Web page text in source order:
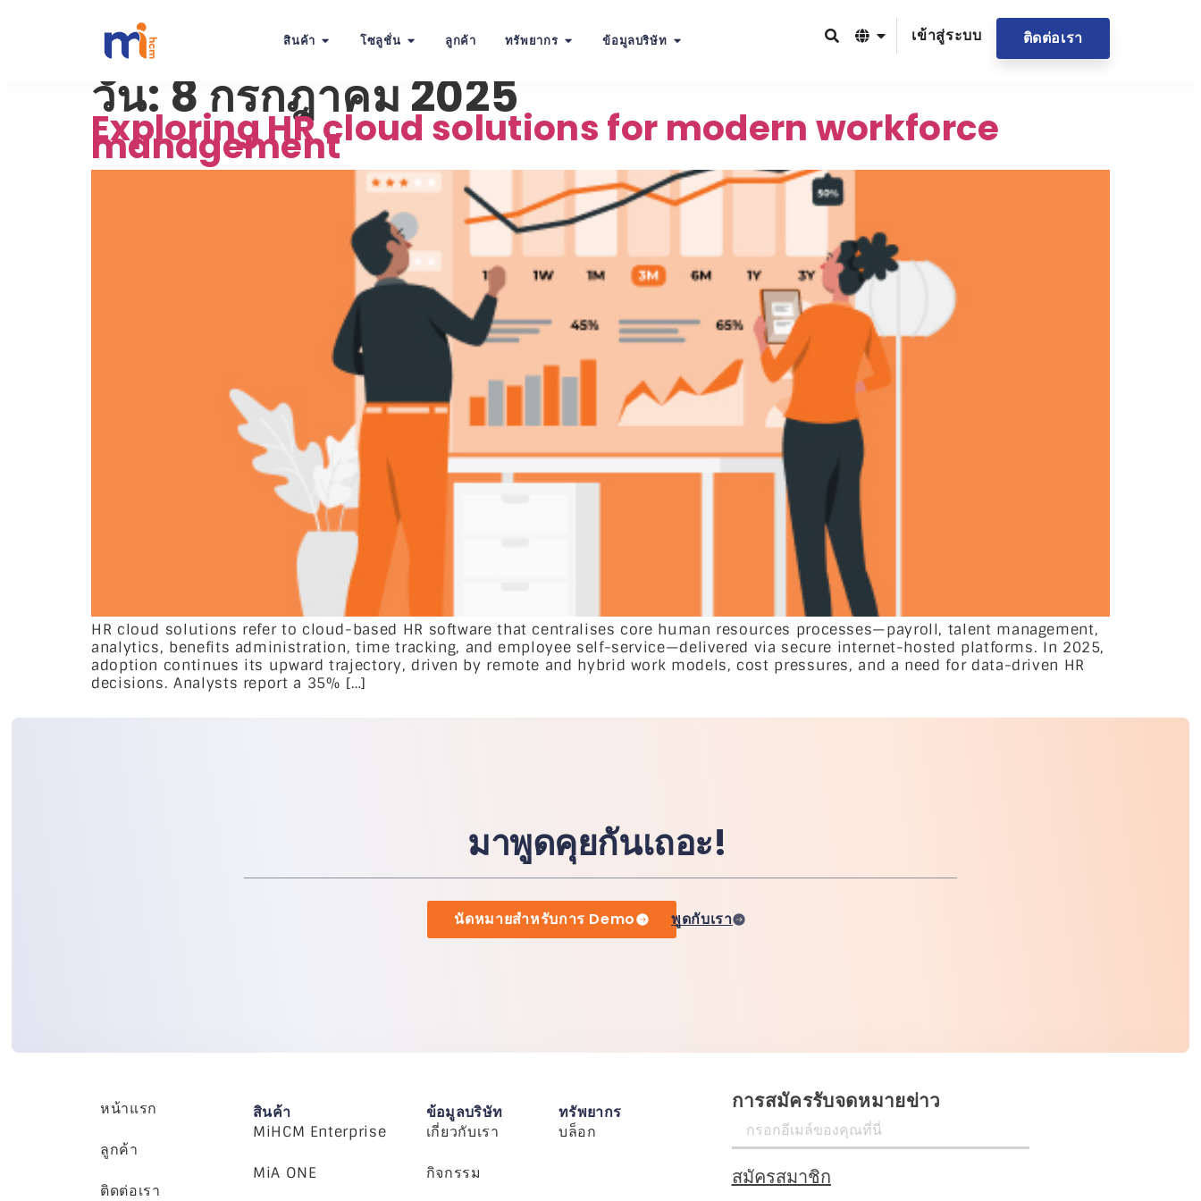
สินค้า โซลูชั่น ลูกค้า ทรัพยากร ข้อมูลบริษัท เข้าสู่ระบบ ติดต่อเรา
วัน: 8 กรกฎาคม 2025
Exploring HR cloud solutions for modern workforce
management
HR cloud solutions refer to cloud-based HR software that centralises core human resources processes—payroll, talent management,
analytics, benefits administration, time tracking, and employee self-service—delivered via secure internet-hosted platforms. In 2025,
adoption continues its upward trajectory, driven by remote and hybrid work models, cost pressures, and a need for data-driven HR
decisions. Analysts report a 35% […]
มาพูดคุยกันเถอะ!
นัดหมายสำหรับการ Demo พูดกับเรา
หน้าแรก
ลูกค้า
ติดต่อเรา
สินค้า
MiHCM Enterprise
MiA ONE
ข้อมูลบริษัท
เกี่ยวกับเรา
กิจกรรม
ทรัพยากร
บล็อก
การสมัครรับจดหมายข่าว
สมัครสมาชิก